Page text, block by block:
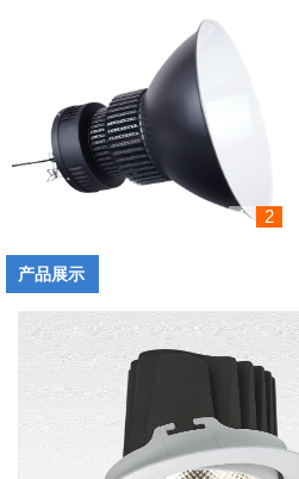
null
null
null
1 2
产品展示